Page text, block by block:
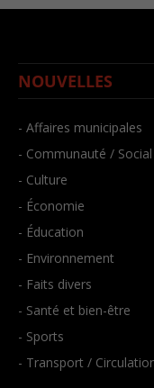
NOUVELLES
- Affaires municipales
- Communauté / Social
- Culture
- Économie
- Éducation
- Environnement
- Faits divers
- Santé et bien-être
- Sports
- Transport /